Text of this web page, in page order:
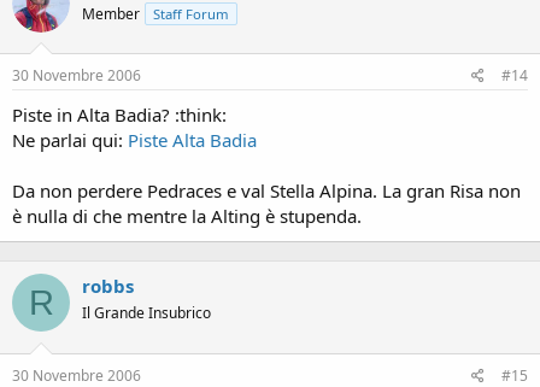
Member Staff Forum
30 Novembre 2006 #14
Piste in Alta Badia? :think:
Ne parlai qui: Piste Alta Badia
Da non perdere Pedraces e val Stella Alpina. La gran Risa non
è nulla di che mentre la Alting è stupenda.
R robbs
Il Grande Insubrico
30 Novembre 2006 #15